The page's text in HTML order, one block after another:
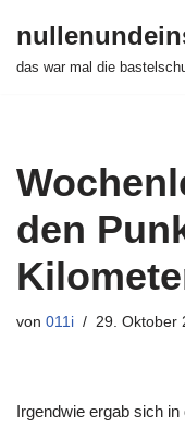
Zum
das war mal die
den
von 011i 29. Oktober
Irgendwie ergab sich